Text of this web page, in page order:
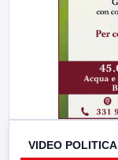
VIDEO POLITICA